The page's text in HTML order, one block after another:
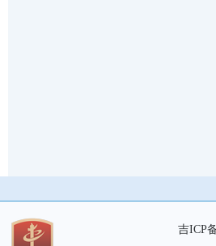
吉ICP